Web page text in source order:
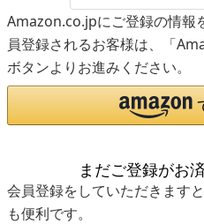
Amazon.co.jpにご登録の情報
員登録されるお客様は、「
ボタンよりお進みください。
まだご登録がお
会員登録をしていただきます
も便利です。